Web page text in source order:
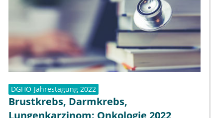
DGHO-Jahrestagung 2022
Brustkrebs, Darmkrebs,
Lungenkarzinom: Onkologie 2022